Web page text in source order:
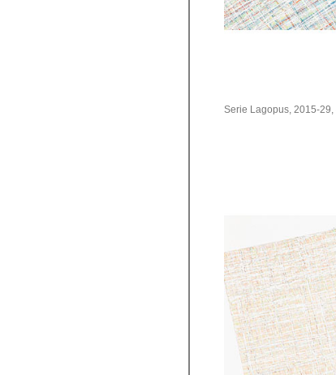
Serie Lagopus, 2015-29,